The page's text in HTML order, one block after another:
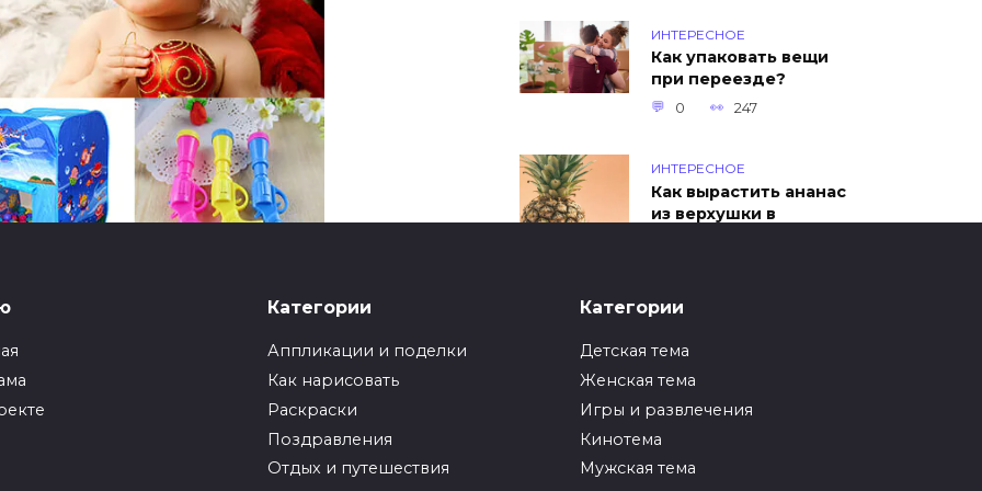
подарок. Что
Новый год?
подарок для ребенка был практичным,
навыки. А вот дети хотят яркий,
ИНТЕРЕСНОЕ
Как упаковать вещи
при переезде?
0 247
ИНТЕРЕСНОЕ
Как вырастить ананас
из верхушки в
Категории
Аппликации и поделки
Как нарисовать
Раскраски
Поздравления
Отдых и путешествия
Категории
Детская тема
Женская тема
Игры и развлечения
Кинотема
Мужская тема